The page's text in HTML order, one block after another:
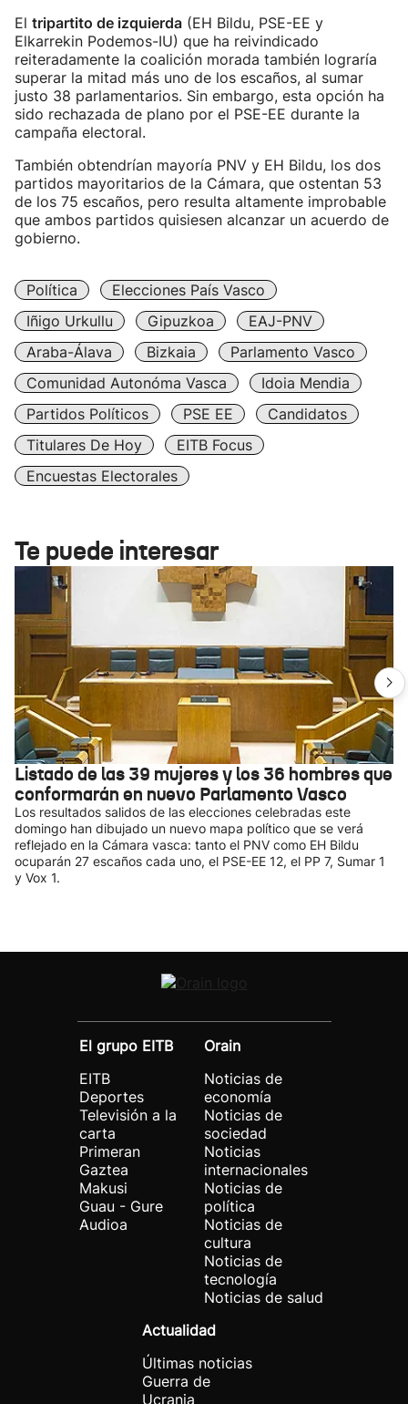
El tripartito de izquierda (EH Bildu, PSE-EE y
Elkarrekin Podemos-IU) que ha reivindicado
reiteradamente la coalición morada también lograría
superar la mitad más uno de los escaños, al sumar
justo 38 parlamentarios. Sin embargo, esta opción ha
sido rechazada de plano por el PSE-EE durante la
campaña electoral.
También obtendrían mayoría PNV y EH Bildu, los dos
partidos mayoritarios de la Cámara, que ostentan 53
de los 75 escaños, pero resulta altamente improbable
que ambos partidos quisiesen alcanzar un acuerdo de
gobierno.
Política
Elecciones País Vasco
Iñigo Urkullu
Gipuzkoa
EAJ-PNV
Araba-Álava
Bizkaia
Parlamento Vasco
Comunidad Autonóma Vasca
Idoia Mendia
Partidos Políticos
PSE EE
Candidatos
Titulares De Hoy
EITB Focus
Encuestas Electorales
Te puede interesar
Listado de las 39 mujeres y los 36 hombres que
conformarán en nuevo Parlamento Vasco
Los resultados salidos de las elecciones celebradas este
domingo han dibujado un nuevo mapa político que se verá
reflejado en la Cámara vasca: tanto el PNV como EH Bildu
ocuparán 27 escaños cada uno, el PSE-EE 12, el PP 7, Sumar 1
y Vox 1.
El grupo EITB
EITB
Deportes
Televisión a la
carta
Primeran
Gaztea
Makusi
Guau - Gure
Audioa
Orain
Noticias de
economía
Noticias de
sociedad
Noticias
internacionales
Noticias de
política
Noticias de
cultura
Noticias de
tecnología
Noticias de salud
Actualidad
Últimas noticias
Guerra de
Ucrania